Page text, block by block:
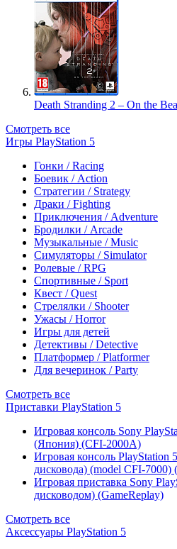
Death Stranding 2 – On the
Смотреть все
Игры PlayStation 5
Гонки / Racing
Боевик / Action
Стратегии / Strategy
Драки / Fighting
Приключения / Adventure
Бродилки / Arcade
Музыкальные / Music
Симуляторы / Simulator
Ролевые / RPG
Спортивные / Sport
Квест / Quest
Стрелялки / Shooter
Ужасы / Horror
Игры для детей
Детективы / Detective
Платформер / Platformer
Для вечеринок / Party
Смотреть все
Приставки PlayStation 5
Игровая консоль Sony
(Япония) (CFI-2000A)
Игровая консоль PlayStation
дисковода) (model CFI-
Игровая приставка Sony
дисководом) (GameReplay)
Смотреть все
Аксессуары PlayStation 5